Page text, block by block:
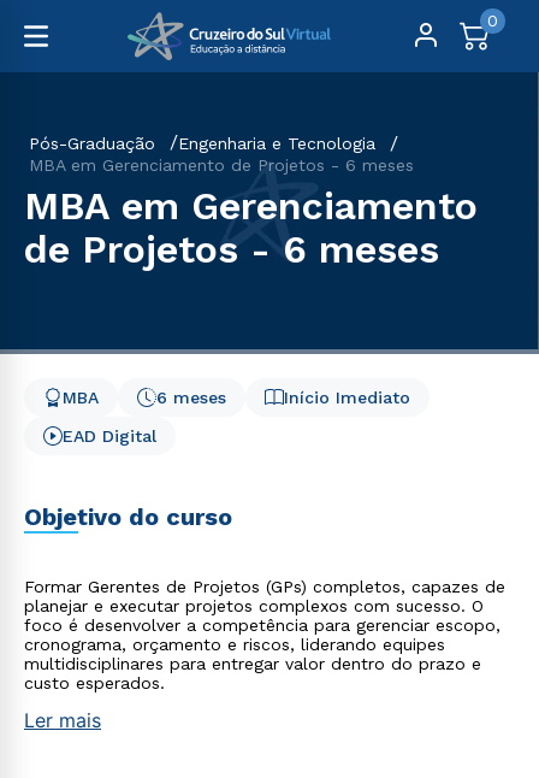
0
Pós-Graduação
Engenharia e Tecnologia
MBA em Gerenciamento de Projetos - 6 meses
MBA em Gerenciamento
de Projetos - 6 meses
Início Imediato
6 meses
MBA
EAD Digital
Objetivo do curso
Formar Gerentes de Projetos (GPs) completos, capazes de
planejar e executar projetos complexos com sucesso. O
foco é desenvolver a competência para gerenciar escopo,
cronograma, orçamento e riscos, liderando equipes
multidisciplinares para entregar valor dentro do prazo e
custo esperados.
Ler mais